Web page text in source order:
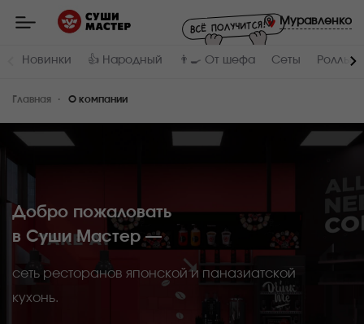
Мастер
заказ
доставка
суши,
WOK
Муравленко
Муравленко
Новинки 👍 Народный 👨‍🍳 От шефа Сеты Роллы
Главная О компании
Добро пожаловать
в Суши Мастер —
сеть ресторанов японской и паназиатской
кухонь.